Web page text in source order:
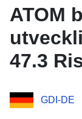
ATOM
47.3
GDI-DE